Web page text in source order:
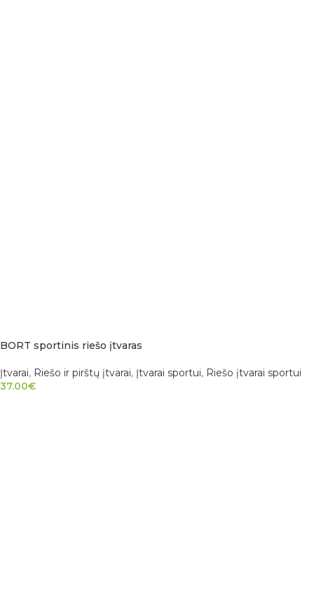
BORT sportinis riešo įtvaras
Įtvarai, Riešo ir pirštų įtvarai, Įtvarai sportui, Riešo įtvarai sportui
37.00€